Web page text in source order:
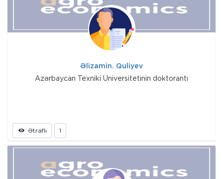
Əlizamin. Quliyev
Azərbaycan Texniki Universitetinin doktorantı
Ətraflı 1